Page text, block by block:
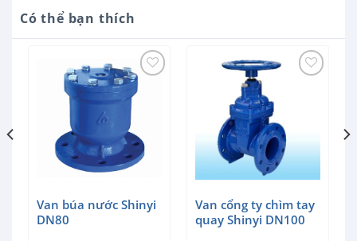
Có thể bạn thích
Van búa nước Shinyi
DN80
Van cổng ty chìm tay
quay Shinyi DN100